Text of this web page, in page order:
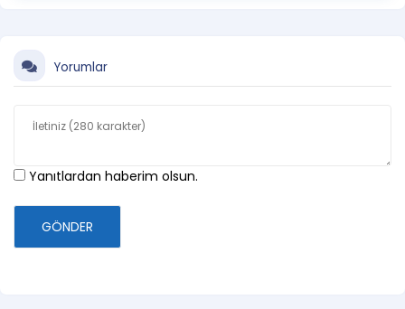
Yorumlar
Yanıtlardan haberim olsun.
GÖNDER